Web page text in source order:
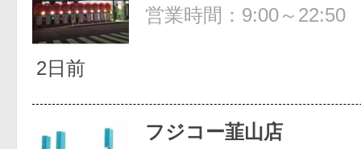
営業時間：9:00～22:50
2日前
フジコー韮山店